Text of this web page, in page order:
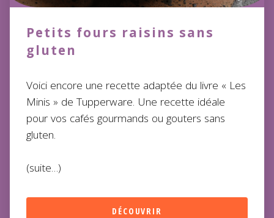
Petits fours raisins sans
gluten
Voici encore une recette adaptée du livre « Les
Minis » de Tupperware. Une recette idéale
pour vos cafés gourmands ou gouters sans
gluten.
(suite…)
DÉCOUVRIR